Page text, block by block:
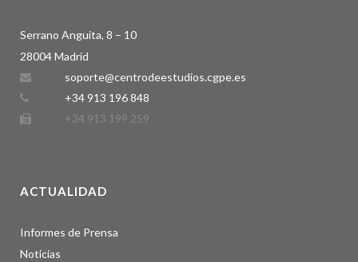
Serrano Anguita, 8 – 10
28004 Madrid
soporte@centrodeestudios.cgpe.es
+34 913 196 848
+34 913 199 259
ACTUALIDAD
Informes de Prensa
Noticias